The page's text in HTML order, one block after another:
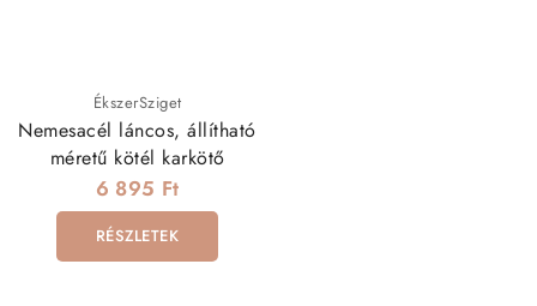
ÉkszerSziget
Nemesacél láncos, állítható
méretű kötél karkötő
6 895 Ft
RÉSZLETEK